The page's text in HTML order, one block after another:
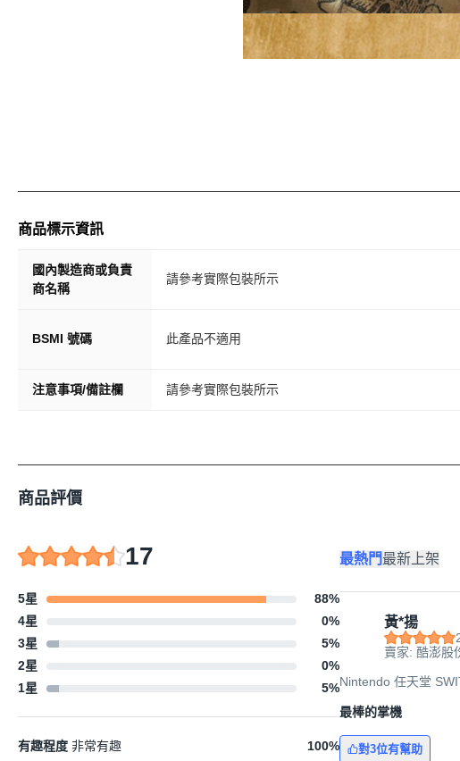
商品標示資訊
國內製造商或負責
商名稱
請參考實際包裝所示
BSMI 號碼 此產品不適用
注意事項/備註欄 請參考實際包裝所示
商品評價
17
5星 88%
4星
0%
3星
5%
2星
0%
1星
5%
有趣程度 非常有趣 100%
最熱門最新上架
黃*揚
賣家: 酷澎股
Nintendo 任天堂
最棒的掌機
對3位有幫助